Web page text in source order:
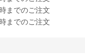
までのご注文
までのご注文